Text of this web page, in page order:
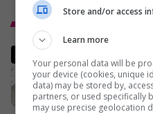
Top 5
02/
Store and/or access
Learn more
Your personal data will be
your device (cookies, unique
data) may be stored by,
partners, or used specifically
may use precise geolocation